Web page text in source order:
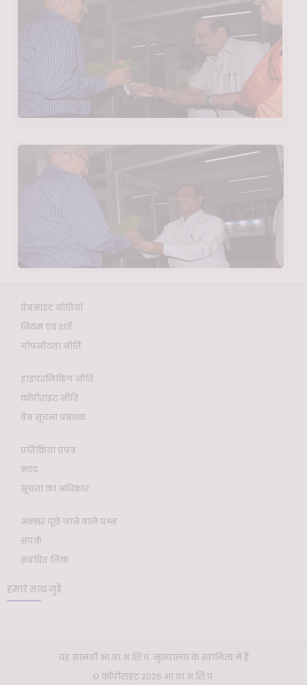
वेबसाइट नीतियाँ
नियम एवं शर्तें
गोपनीयता नीति
हाइपरलिंकिंग नीति
कॉपीराइट नीति
वेब सूचना प्रबंधक
प्रतिक्रिया प्रपत्र
मदद
सूचना का अधिकार
अक्सर पूछे जाने वाले प्रश्न
संपर्क
संबंधित लिंक
हमारे साथ जुड़ें
यह सामग्री भा.वा.अ.शि.प. मुख्यालय के स्वामित्व में है
© कॉपीराइट 2026 भा.वा.अ.शि.प.